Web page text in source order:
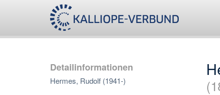
Detailinformationen
Hermes, Rudolf (1941-)